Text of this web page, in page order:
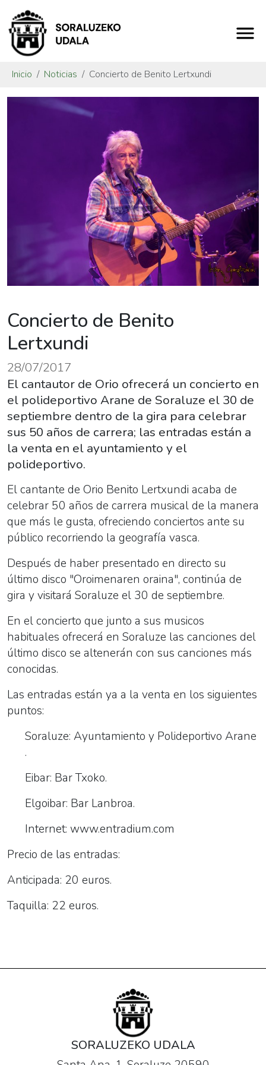
Inicio Noticias Concierto de Benito Lertxundi
Concierto de Benito
Lertxundi
28/07/2017
El cantautor de Orio ofrecerá un concierto en
el polideportivo Arane de Soraluze el 30 de
septiembre dentro de la gira para celebrar
sus 50 años de carrera; las entradas están a
la venta en el ayuntamiento y el
polideportivo.
El cantante de Orio Benito Lertxundi acaba de
celebrar 50 años de carrera musical de la manera
que más le gusta, ofreciendo conciertos ante su
público recorriendo la geografía vasca.
Después de haber presentado en directo su
último disco "Oroimenaren oraina", continúa de
gira y visitará Soraluze el 30 de septiembre.
En el concierto que junto a sus musicos
habituales ofrecerá en Soraluze las canciones del
último disco se altenerán con sus canciones más
conocidas.
Las entradas están ya a la venta en los siguientes
puntos:
Soraluze: Ayuntamiento y Polideportivo Arane
.
Eibar: Bar Txoko.
Elgoibar: Bar Lanbroa.
Internet: www.entradium.com
Precio de las entradas:
Anticipada: 20 euros.
Taquilla: 22 euros.
SORALUZEKO UDALA